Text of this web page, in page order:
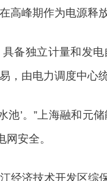
高峰期作为电源释
独立计量和发电
，由电力调度中心
’。”上海融和元
安全。
济技术开发区综